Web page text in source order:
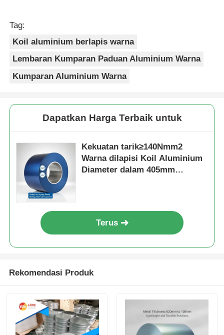
Tag:
Koil aluminium berlapis warna
Lembaran Kumparan Paduan Aluminium Warna
Kumparan Aluminium Warna
Dapatkan Harga Terbaik untuk
Kekuatan tarik≥140Nmm2
Warna dilapisi Koil Aluminium
Diameter dalam 405mm
Terus
Rekomendasi Produk